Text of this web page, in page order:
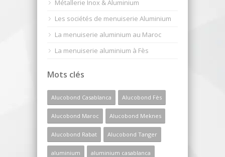
Métallerie Inox & Aluminium
Les sociétés de menuiserie Aluminium
La menuiserie aluminium au Maroc
La menuiserie aluminium à Fès
Mots clés
Alucobond Casablanca Alucobond Fès
Alucobond Maroc Alucobond Meknes
Alucobond Rabat Alucobond Tanger
aluminium aluminium casablanca